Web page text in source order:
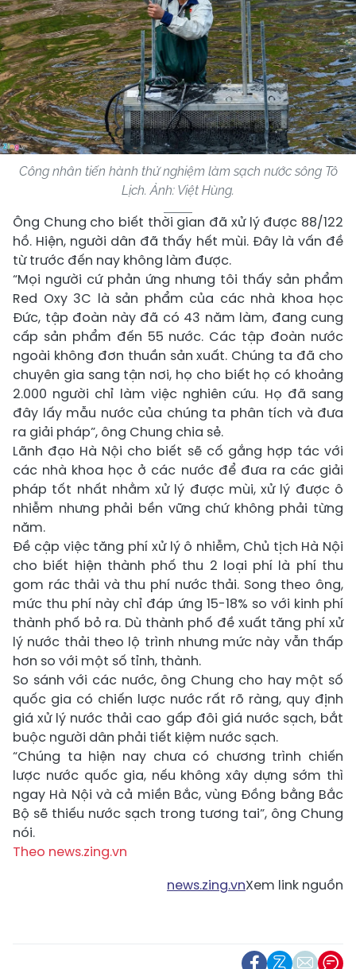
Công nhân tiến hành thử nghiệm làm sạch nước sông Tô
Lịch. Ảnh: Việt Hùng.
Ông Chung cho biết thời gian đã xử lý được 88/122
hồ. Hiện, người dân đã thấy hết mùi. Đây là vấn đề
từ trước đến nay không làm được.
“Mọi người cứ phản ứng nhưng tôi thấy sản phẩm
Red Oxy 3C là sản phẩm của các nhà khoa học
Đức, tập đoàn này đã có 43 năm làm, đang cung
cấp sản phẩm đến 55 nước. Các tập đoàn nước
ngoài không đơn thuần sản xuất. Chúng ta đã cho
chuyên gia sang tận nơi, họ cho biết họ có khoảng
2.000 người chỉ làm việc nghiên cứu. Họ đã sang
đây lấy mẫu nước của chúng ta phân tích và đưa
ra giải pháp”, ông Chung chia sẻ.
Lãnh đạo Hà Nội cho biết sẽ cố gắng hợp tác với
các nhà khoa học ở các nước để đưa ra các giải
pháp tốt nhất nhằm xử lý được mùi, xử lý được ô
nhiễm nhưng phải bền vững chứ không phải từng
năm.
Đề cập việc tăng phí xử lý ô nhiễm, Chủ tịch Hà Nội
cho biết hiện thành phố thu 2 loại phí là phí thu
gom rác thải và thu phí nước thải. Song theo ông,
mức thu phí này chỉ đáp ứng 15-18% so với kinh phí
thành phố bỏ ra. Dù thành phố đề xuất tăng phí xử
lý nước thải theo lộ trình nhưng mức này vẫn thấp
hơn so với một số tỉnh, thành.
So sánh với các nước, ông Chung cho hay một số
quốc gia có chiến lược nước rất rõ ràng, quy định
giá xử lý nước thải cao gấp đôi giá nước sạch, bắt
buộc người dân phải tiết kiệm nước sạch.
“Chúng ta hiện nay chưa có chương trình chiến
lược nước quốc gia, nếu không xây dựng sớm thì
ngay Hà Nội và cả miền Bắc, vùng Đồng bằng Bắc
Bộ sẽ thiếu nước sạch trong tương tai”, ông Chung
nói.
Theo news.zing.vn
news.zing.vnXem link nguồn